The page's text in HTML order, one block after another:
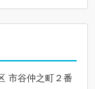
市谷仲之町２番